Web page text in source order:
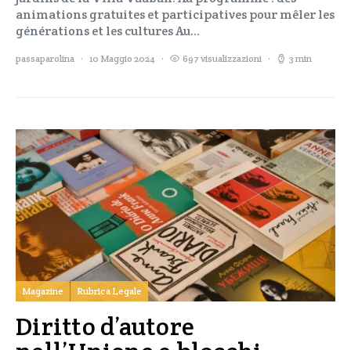
animations gratuites et participatives pour mêler les
générations et les cultures Au…
passaparolina 10 Maggio 2024 697 visualizzazioni 3 min
Magazine Rubrica Legale
Diritto d’autore